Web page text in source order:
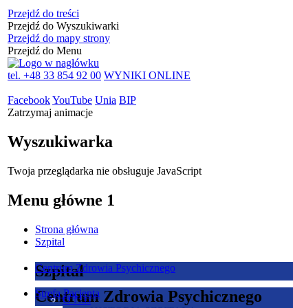
Przejdź do treści
Przejdź do Wyszukiwarki
Przejdź do mapy strony
Przejdź do Menu
tel. +48 33 854 92 00 WYNIKI ONLINE
FacebookYouTube Unia BIP
Zatrzymaj animacje
Wyszukiwarka
Twoja przeglądarka nie obsługuje JavaScript
Menu główne 1
Strona główna
Szpital
Szpital
O Nas
Centrum Zdrowia Psychicznego
Centrum Zdrowia Psychicznego
Strefa Pacjenta